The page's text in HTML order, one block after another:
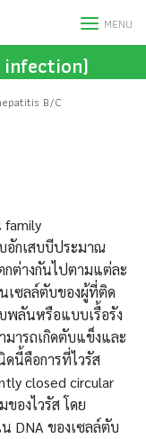
MENU
B/C
family
อักเสบบีประมาณ
ต่างกันไปตามแต่ละ
เซลล์ตับของผู้ที่ติด
พลันหรือแบบเรื้อรัง
ารถเกิดตับแข็งและ
ดนี้คือการที่ไวรัส
closed circular
องไวรัส โดย
DNA ของเซลล์ตับ